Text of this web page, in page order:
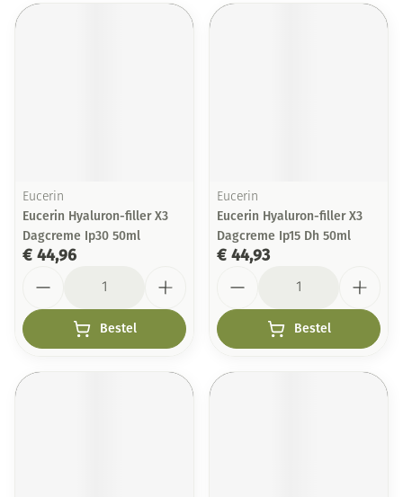
Eucerin
Eucerin Hyaluron-filler X3
Dagcreme Ip30 50ml
€ 44,96
Bestel
Eucerin
Eucerin Hyaluron-filler X3
Dagcreme Ip15 Dh 50ml
€ 44,93
Bestel